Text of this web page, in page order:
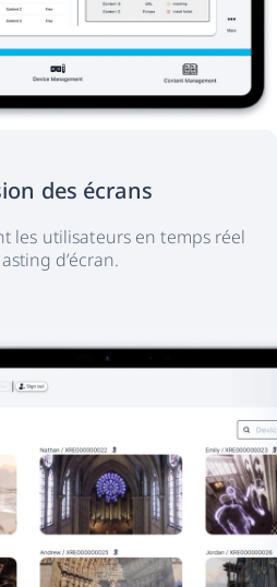
des écrans
les utilisateurs en temps réel
d’écran.